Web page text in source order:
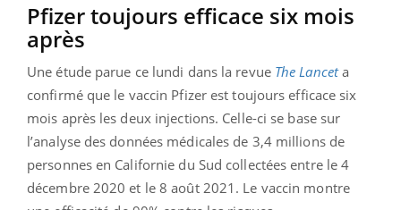
Pfizer toujours efficace six mois
après
Une étude parue ce lundi dans la revue The Lanceta
confirmé que le vaccin Pfizer est toujours efficace six
mois après les deux injections. Celle-ci se base sur
l’analyse des données médicales de 3,4 millions de
personnes en Californie du Sud collectées entre le 4
décembre 2020 et le 8 août 2021. Le vaccin montre